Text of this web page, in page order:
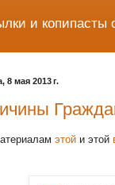
и копипасты
8 мая 2013 г.
этой и этой